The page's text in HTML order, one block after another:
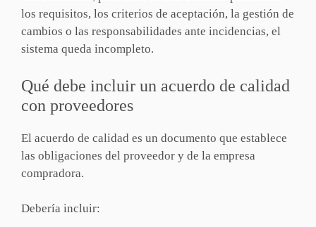
los requisitos, los criterios de aceptación, la gestión de
cambios o las responsabilidades ante incidencias, el
sistema queda incompleto.
Qué debe incluir un acuerdo de calidad
con proveedores
El acuerdo de calidad es un documento que establece
las obligaciones del proveedor y de la empresa
compradora.
Debería incluir: